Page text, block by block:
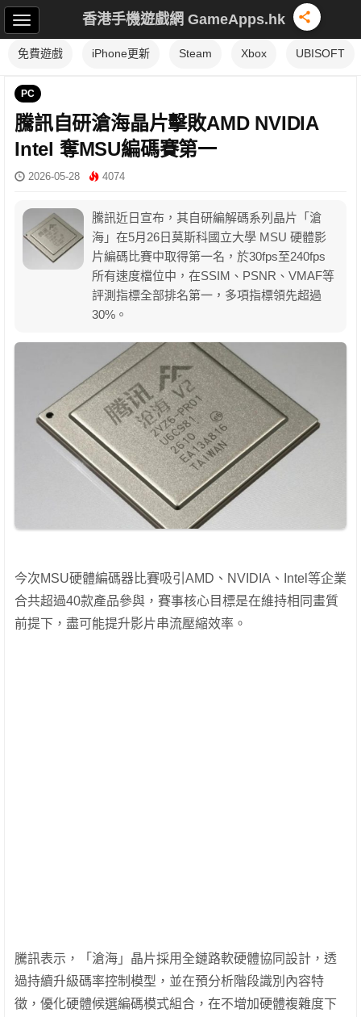
香港手機遊戲網 GameApps.hk
免費遊戲 iPhone更新 Steam Xbox UBISOFT
PC
騰訊自研滄海晶片擊敗AMD NVIDIA
Intel 奪MSU編碼賽第一
2026-05-28 4074
騰訊近日宣布，其自研編解碼系列晶片「滄
海」在5月26日莫斯科國立大學 MSU 硬體影
片編碼比賽中取得第一名，於30fps至240fps
所有速度檔位中，在SSIM、PSNR、VMAF等
評測指標全部排名第一，多項指標領先超過
30%。
今次MSU硬體編碼器比賽吸引AMD、NVIDIA、Intel等企業
合共超過40款產品參與，賽事核心目標是在維持相同畫質
前提下，盡可能提升影片串流壓縮效率。
騰訊表示，「滄海」晶片採用全鏈路軟硬體協同設計，透
過持續升級碼率控制模型，並在預分析階段識別內容特
徵，優化硬體候選編碼模式組合，在不增加硬體複雜度下